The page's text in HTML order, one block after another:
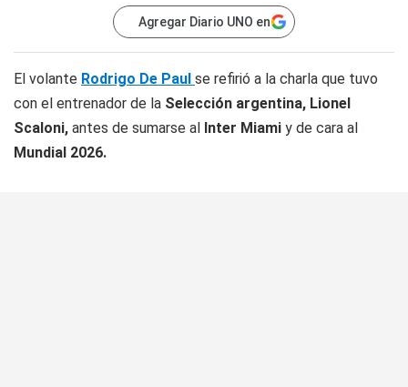
Agregar Diario UNO en
El volante Rodrigo De Paul se refirió a la charla que tuvo
con el entrenador de la Selección argentina, Lionel
Scaloni, antes de sumarse al Inter Miami y de cara al
Mundial 2026.